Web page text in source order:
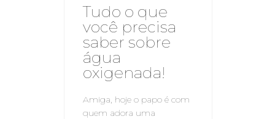
Tudo o que
você precisa
saber sobre
água
oxigenada!
Amiga, hoje o papo é com
quem adora uma